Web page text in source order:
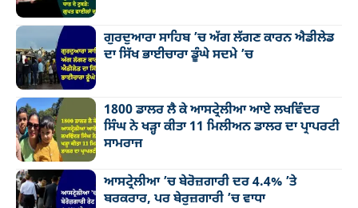
ਗੁਰਦੁਆਰਾ ਸਾਹਿਬ ’ਚ ਅੱਗ ਲੱਗਣ ਕਾਰਨ ਐਡੀਲੇਡ
ਦਾ ਸਿੱਖ ਭਾਈਚਾਰਾ ਡੂੰਘੇ ਸਦਮੇ ’ਚ
1800 ਡਾਲਰ ਲੈ ਕੇ ਆਸਟ੍ਰੇਲੀਆ ਆਏ ਲਖਵਿੰਦਰ
ਸਿੰਘ ਨੇ ਖੜ੍ਹਾ ਕੀਤਾ 11 ਮਿਲੀਅਨ ਡਾਲਰ ਦਾ ਪ੍ਰਾਪਰਟੀ
ਸਾਮਰਾਜ
ਆਸਟ੍ਰੇਲੀਆ ’ਚ ਬੇਰੋਜ਼ਗਾਰੀ ਦਰ 4.4% ’ਤੇ
ਬਰਕਰਾਰ, ਪਰ ਬੇਰੁਜ਼ਗਾਰੀ ’ਚ ਵਾਧਾ